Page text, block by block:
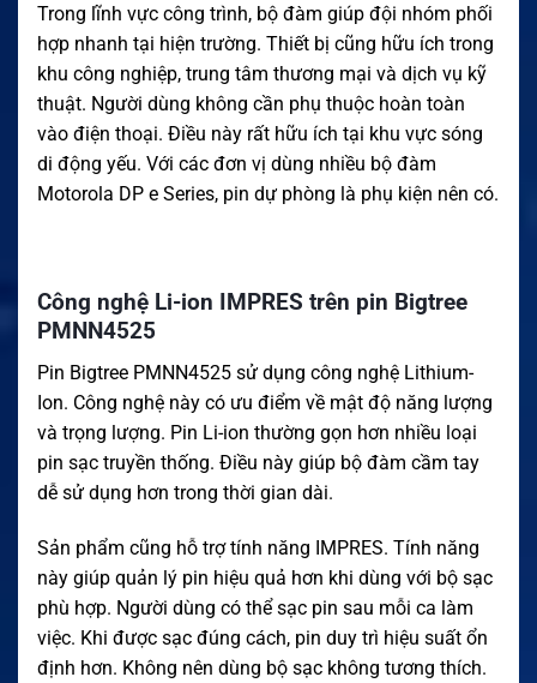
Trong lĩnh vực công trình, bộ đàm giúp đội nhóm phối
hợp nhanh tại hiện trường. Thiết bị cũng hữu ích trong
khu công nghiệp, trung tâm thương mại và dịch vụ kỹ
thuật. Người dùng không cần phụ thuộc hoàn toàn
vào điện thoại. Điều này rất hữu ích tại khu vực sóng
di động yếu. Với các đơn vị dùng nhiều bộ đàm
Motorola DP e Series, pin dự phòng là phụ kiện nên có.
Công nghệ Li-ion IMPRES trên pin Bigtree
PMNN4525
Pin Bigtree PMNN4525 sử dụng công nghệ Lithium-
Ion. Công nghệ này có ưu điểm về mật độ năng lượng
và trọng lượng. Pin Li-ion thường gọn hơn nhiều loại
pin sạc truyền thống. Điều này giúp bộ đàm cầm tay
dễ sử dụng hơn trong thời gian dài.
Sản phẩm cũng hỗ trợ tính năng IMPRES. Tính năng
này giúp quản lý pin hiệu quả hơn khi dùng với bộ sạc
phù hợp. Người dùng có thể sạc pin sau mỗi ca làm
việc. Khi được sạc đúng cách, pin duy trì hiệu suất ổn
định hơn. Không nên dùng bộ sạc không tương thích.